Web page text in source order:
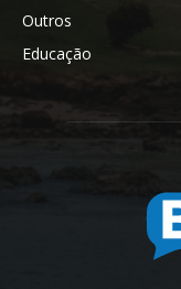
Outros
Educação